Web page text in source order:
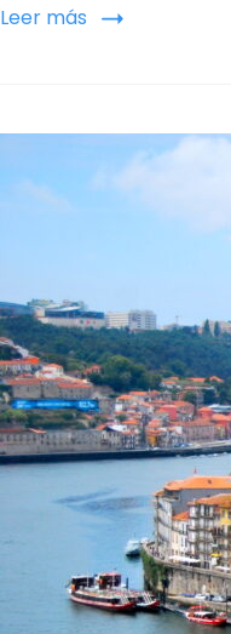
Leer más